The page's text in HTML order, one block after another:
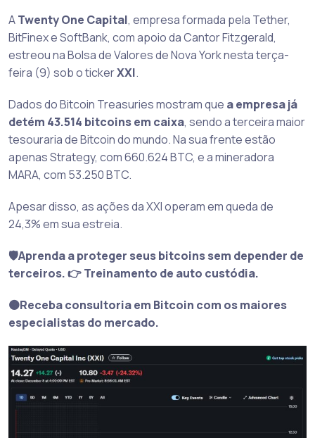
ATwenty One Capital, empresa formada pela Tether,
BitFinex e SoftBank, com apoio da Cantor Fitzgerald,
estreou na Bolsa de Valores de Nova York nesta terça-
feira (9) sob o tickerXXI.
Dados do Bitcoin Treasuries mostram que a empresa já
detém 43.514 bitcoins em caixa, sendo a terceira maior
tesouraria de Bitcoin do mundo. Na sua frente estão
apenas Strategy, com 660.624 BTC, e a mineradora
MARA, com 53.250 BTC.
Apesar disso, as ações da XXI operam em queda de
24,3% em sua estreia.
🛡️Aprenda a proteger seus bitcoins sem depender de
terceiros. 👉 Treinamento de auto custódia.
🟠Receba consultoria em Bitcoin com os maiores
especialistas do mercado.